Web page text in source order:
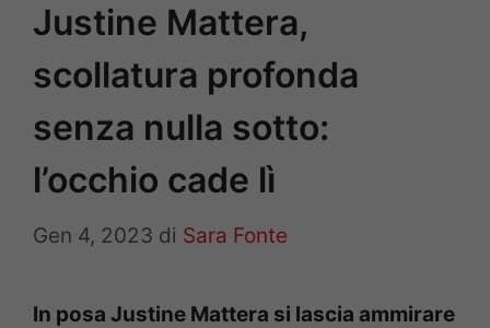
Justine Mattera,
scollatura profonda
senza nulla sotto:
l’occhio cade lì
Gen 4, 2023 di Sara Fonte
In posa Justine Mattera si lascia ammirare